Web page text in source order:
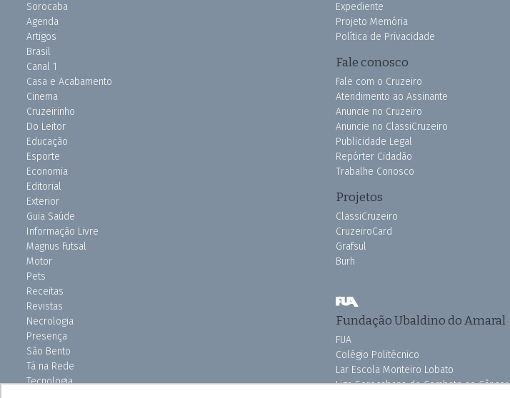
Sorocaba
Agenda
Artigos
Brasil
Canal 1
Casa e Acabamento
Cinema
Cruzeirinho
Do Leitor
Educação
Esporte
Economia
Editorial
Exterior
Guia Saúde
Informação Livre
Magnus Futsal
Motor
Pets
Receitas
Revistas
Necrologia
Presença
São Bento
Tá na Rede
Tecnologia
Expediente
Projeto Memória
Política de Privacidade
Fale conosco
Fale com o Cruzeiro
Atendimento ao Assinante
Anuncie no Cruzeiro
Anuncie no ClassiCruzeiro
Publicidade Legal
Repórter Cidadão
Trabalhe Conosco
Projetos
ClassiCruzeiro
CruzeiroCard
Grafsul
Burh
Fundação Ubaldino do Amaral
FUA
Colégio Politécnico
Lar Escola Monteiro Lobato
Liga Sorocabana de Combate ao Câncer